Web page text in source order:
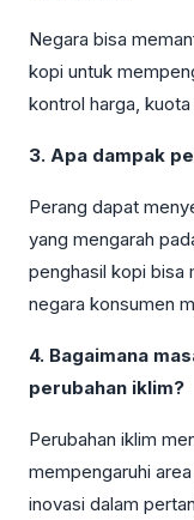
Negara bisa
kopi untuk
kontrol harga,
3. Apa dampak
Perang dapat
yang mengarah
penghasil kopi bisa
negara konsumen
4. Bagaimana
perubahan iklim?
Perubahan iklim
mempengaruhi
inovasi dalam